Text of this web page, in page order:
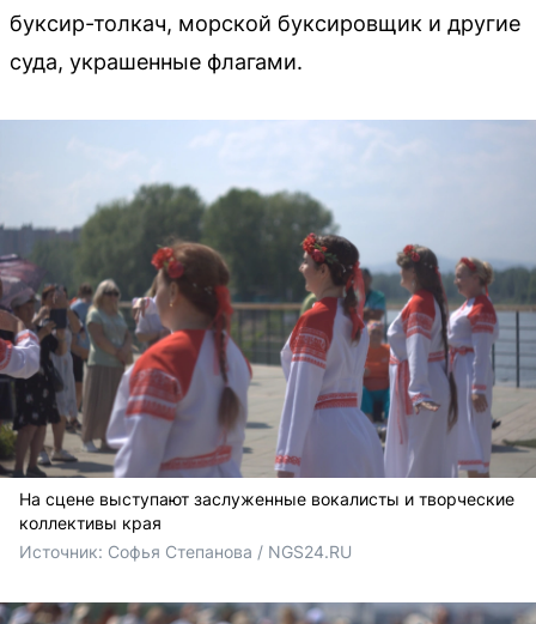
буксир-толкач, морской буксировщик и другие
суда, украшенные флагами.
На сцене выступают заслуженные вокалисты и творческие
коллективы края
Источник: Софья Степанова / NGS24.RU